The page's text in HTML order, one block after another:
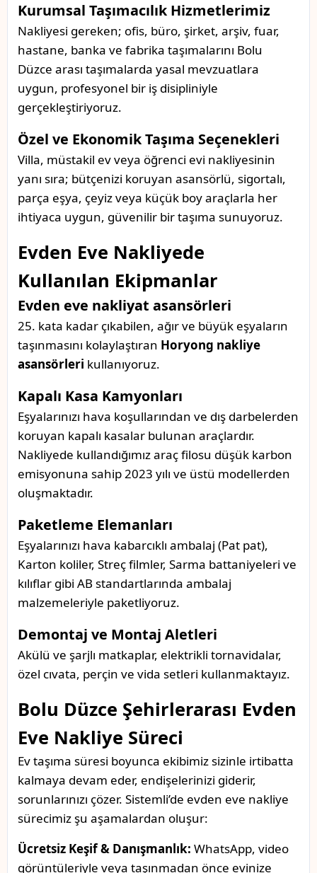
Kurumsal Taşımacılık Hizmetlerimiz
Nakliyesi gereken; ofis, büro, şirket, arşiv, fuar,
hastane, banka ve fabrika taşımalarını Bolu
Düzce arası taşımalarda yasal mevzuatlara
uygun, profesyonel bir iş disipliniyle
gerçekleştiriyoruz.
Özel ve Ekonomik Taşıma Seçenekleri
Villa, müstakil ev veya öğrenci evi nakliyesinin
yanı sıra; bütçenizi koruyan asansörlü, sigortalı,
parça eşya, çeyiz veya küçük boy araçlarla her
ihtiyaca uygun, güvenilir bir taşıma sunuyoruz.
Evden Eve Nakliyede
Kullanılan Ekipmanlar
Evden eve nakliyat asansörleri
25. kata kadar çıkabilen, ağır ve büyük eşyaların
taşınmasını kolaylaştıran Horyong nakliye
asansörleri kullanıyoruz.
Kapalı Kasa Kamyonları
Eşyalarınızı hava koşullarından ve dış darbelerden
koruyan kapalı kasalar bulunan araçlardır.
Nakliyede kullandığımız araç filosu düşük karbon
emisyonuna sahip 2023 yılı ve üstü modellerden
oluşmaktadır.
Paketleme Elemanları
Eşyalarınızı hava kabarcıklı ambalaj (Pat pat),
Karton koliler, Streç filmler, Sarma battaniyeleri ve
kılıflar gibi AB standartlarında ambalaj
malzemeleriyle paketliyoruz.
Demontaj ve Montaj Aletleri
Akülü ve şarjlı matkaplar, elektrikli tornavidalar,
özel cıvata, perçin ve vida setleri kullanmaktayız.
Bolu Düzce Şehirlerarası Evden
Eve Nakliye Süreci
Ev taşıma süresi boyunca ekibimiz sizinle irtibatta
kalmaya devam eder, endişelerinizi giderir,
sorunlarınızı çözer. Sistemli’de evden eve nakliye
sürecimiz şu aşamalardan oluşur:
Ücretsiz Keşif & Danışmanlık: WhatsApp, video
görüntüleriyle veya taşınmadan önce evinize